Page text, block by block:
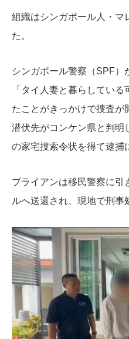
組織はシンガポール人・マ
た。
シンガポール警察（SPF）
「タイ人妻と暮らしてい
たことがきっかけで捜査が
潜伏先がコンケン県と判明
の家宅捜索令状を得て逮捕
ブライアンは移民警察に引
ルへ送還され、現地で刑事